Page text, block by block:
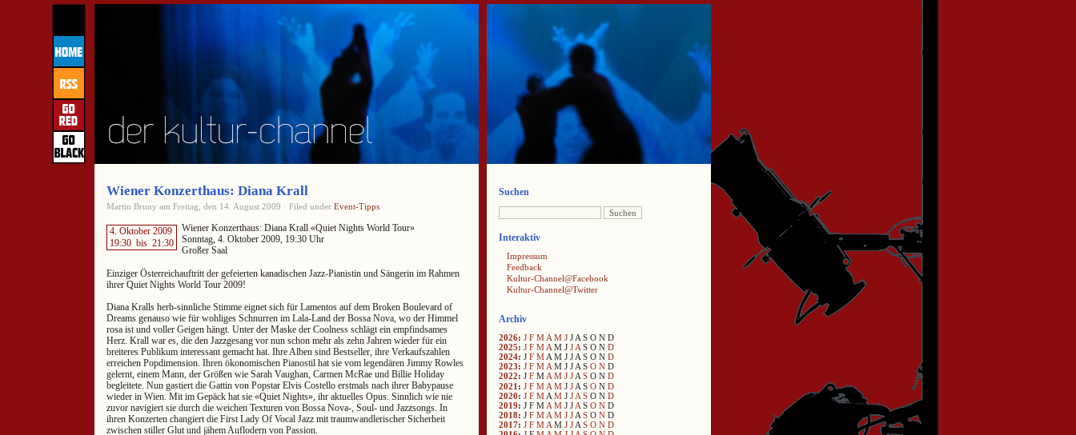
Wiener Konzerthaus: Diana Krall
Martin Bruny am Freitag, den 14. August 2009 · Filed under Event-Tipps
4. Oktober 2009
19:30 bis 21:30
Wiener Konzerthaus: Diana Krall «Quiet Nights World Tour»
Sonntag, 4. Oktober 2009, 19:30 Uhr
Großer Saal
Einziger Österreichauftritt der gefeierten kanadischen Jazz-Pianistin und Sängerin im Rahmen
ihrer Quiet Nights World Tour 2009!
Diana Kralls herb-sinnliche Stimme eignet sich für Lamentos auf dem Broken Boulevard of
Dreams genauso wie für wohliges Schnurren im Lala-Land der Bossa Nova, wo der Himmel
rosa ist und voller Geigen hängt. Unter der Maske der Coolness schlägt ein empfindsames
Herz. Krall war es, die den Jazzgesang vor nun schon mehr als zehn Jahren wieder für ein
breiteres Publikum interessant gemacht hat. Ihre Alben sind Bestseller, ihre Verkaufszahlen
erreichen Popdimension. Ihren ökonomischen Pianostil hat sie vom legendären Jimmy Rowles
gelernt, einem Mann, der Größen wie Sarah Vaughan, Carmen McRae und Billie Holiday
begleitete. Nun gastiert die Gattin von Popstar Elvis Costello erstmals nach ihrer Babypause
wieder in Wien. Mit im Gepäck hat sie «Quiet Nights», ihr aktuelles Opus. Sinnlich wie nie
zuvor navigiert sie durch die weichen Texturen von Bossa Nova-, Soul- und Jazzsongs. In
ihren Konzerten changiert die First Lady Of Vocal Jazz mit traumwandlerischer Sicherheit
zwischen stiller Glut und jähem Auflodern von Passion.
Suchen
Interaktiv
Impressum
Feedback
Kultur-Channel@Facebook
Kultur-Channel@Twitter
Archiv
2026: J F M A M J J A S O N D
2025: J F M A M J J A S O N D
2024: J F M A M J J A S O N D
2023: J F M A M J J A S O N D
2022: J F MA M J JA S O N D
2021 : J F M A M J J A S O N D
2020: J F M A M J J A S O N D
2019: J F M A M J J A S O N D
2018: J F M A M J J A S O N D
2017: J F M A M J J A S O N D